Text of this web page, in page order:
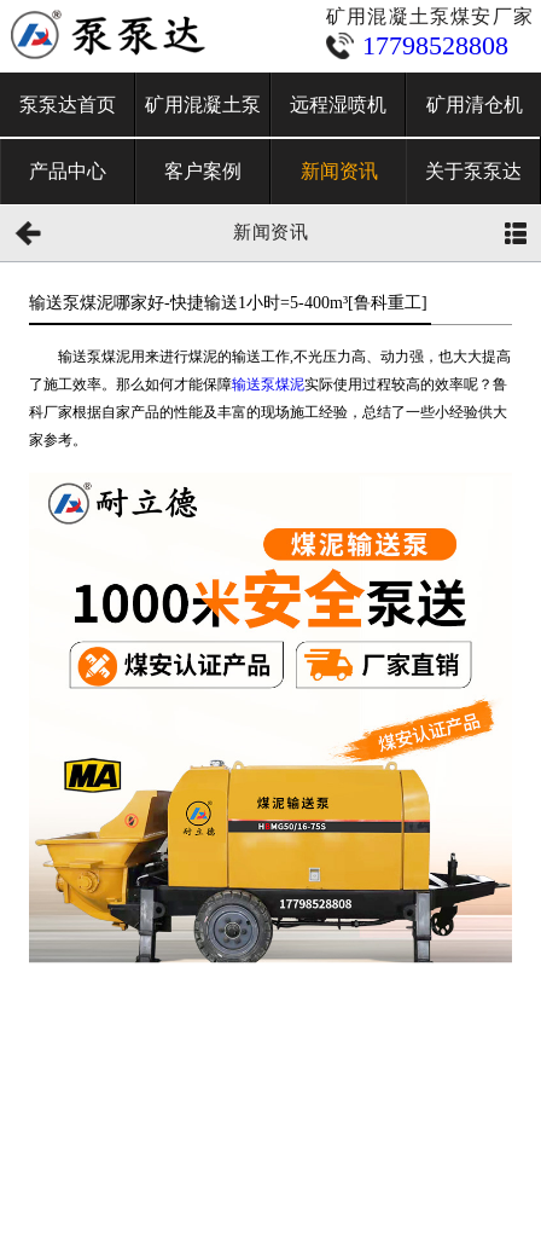
矿用混凝土泵煤安厂家
17798528808
泵泵达首页 矿用混凝土泵 远程湿喷机 矿用清仓机
产品中心 客户案例 新闻资讯 关于泵泵达
新闻资讯
输送泵煤泥哪家好-快捷输送1小时=5-400m³[鲁科重工]
输送泵煤泥用来进行煤泥的输送工作,不光压力高、动力强，也大大提高
了施工效率。那么如何才能保障输送泵煤泥实际使用过程较高的效率呢？鲁
科厂家根据自家产品的性能及丰富的现场施工经验，总结了一些小经验供大
家参考。